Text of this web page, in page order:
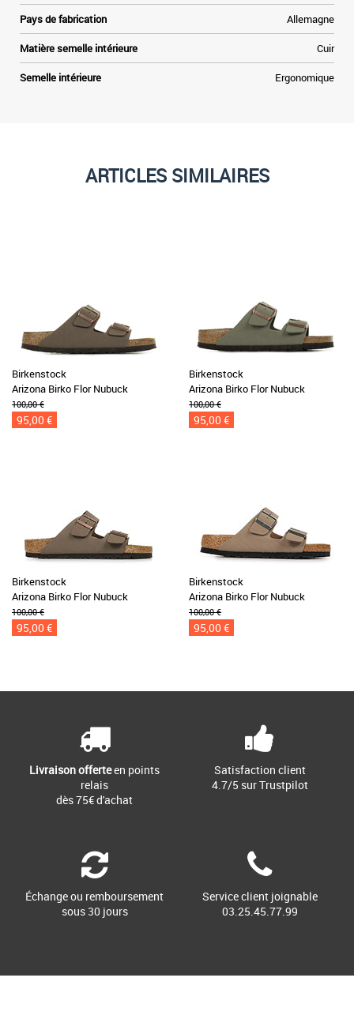
Pays de fabrication Allemagne
Matière semelle intérieure Cuir
Semelle intérieure Ergonomique
ARTICLES SIMILAIRES
Birkenstock
Arizona Birko Flor Nubuck
100,00 €
95,00 €
Birkenstock
Arizona Birko Flor Nubuck
100,00 €
95,00 €
Birkenstock
Arizona Birko Flor Nubuck
100,00 €
95,00 €
Birkenstock
Arizona Birko Flor Nubuck
100,00 €
95,00 €
Livraison offerteen points
relais
dès 75€ d'achat
Satisfaction client
4.7/5 sur Trustpilot
Échange ou remboursement
sous 30 jours
Service client joignable
03.25.45.77.99